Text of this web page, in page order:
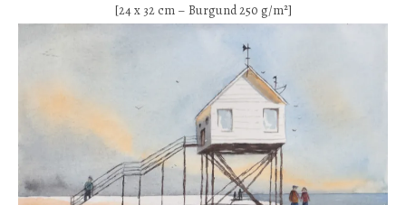
[24 x 32 cm – Burgund 250 g/m²]